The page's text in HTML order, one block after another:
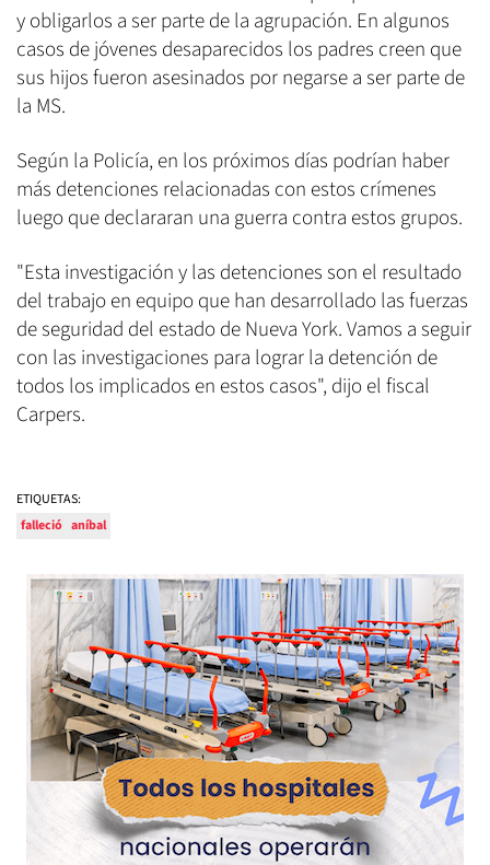
y obligarlos a ser parte de la agrupación. En algunos
casos de jóvenes desaparecidos los padres creen que
sus hijos fueron asesinados por negarse a ser parte de
la MS.
Según la Policía, en los próximos días podrían haber
más detenciones relacionadas con estos crímenes
luego que declararan una guerra contra estos grupos.
"Esta investigación y las detenciones son el resultado
del trabajo en equipo que han desarrollado las fuerzas
de seguridad del estado de Nueva York. Vamos a seguir
con las investigaciones para lograr la detención de
todos los implicados en estos casos", dijo el fiscal
Carpers.
ETIQUETAS:
falleció aníbal